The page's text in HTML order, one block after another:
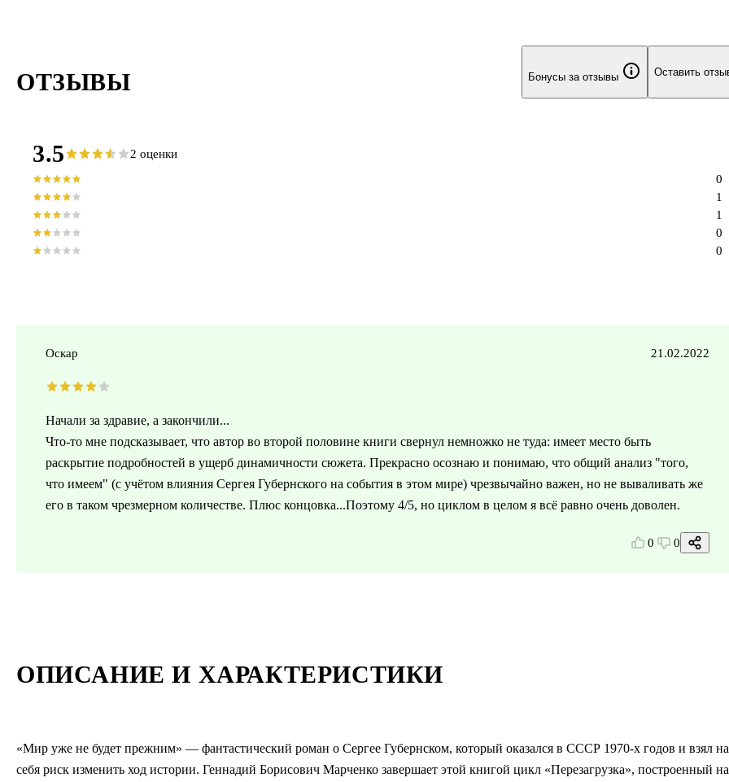
ОПИСАНИЕ И ХАРАКТЕРИСТИКИ
«Мир уже не будет прежним» — фантастический роман о Сергее Губернском, который оказался в СССР 1970-х годов и взял на
себя риск изменить ход истории. Геннадий Борисович Марченко завершает этой книгой цикл «Перезагрузка», построенный на
ОТЗЫВЫ Бонусы за отзывы Оставить
3.5 2 оценки
0
0
1
1
0
Оскар 21.02.2022
Начали за здравие, а закончили...
Что-то мне подсказывает, что автор во второй половине книги свернул немножко не туда: имеет место быть
раскрытие подробностей в ущерб динамичности сюжета. Прекрасно осознаю и понимаю, что общий анализ "того,
что имеем" (с учётом влияния Сергея Губернского на события в этом мире) чрезвычайно важен, но не вываливать же
его в таком чрезмерном количестве. Плюс концовка...Поэтому 4/5, но циклом в целом я всё равно очень доволен.
0 0